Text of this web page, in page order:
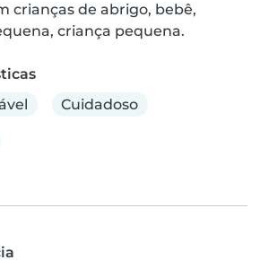
crianças de abrigo, bebê,
criança pequena.
Cuidadoso